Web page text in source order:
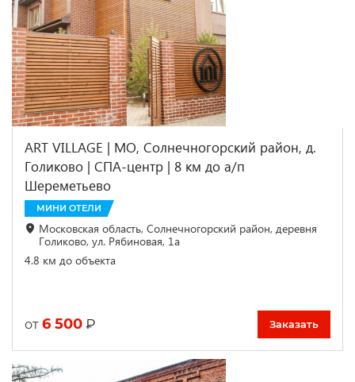
ART VILLAGE | МО, Солнечногорский район, д.
Голиково | СПА-центр | 8 км до а/п
Шереметьево
МИНИ ОТЕЛИ
Московская область, Солнечногорский район, деревня
Голиково, ул. Рябиновая, 1а
4.8 км до объекта
от 6 500 ₽ Заказать